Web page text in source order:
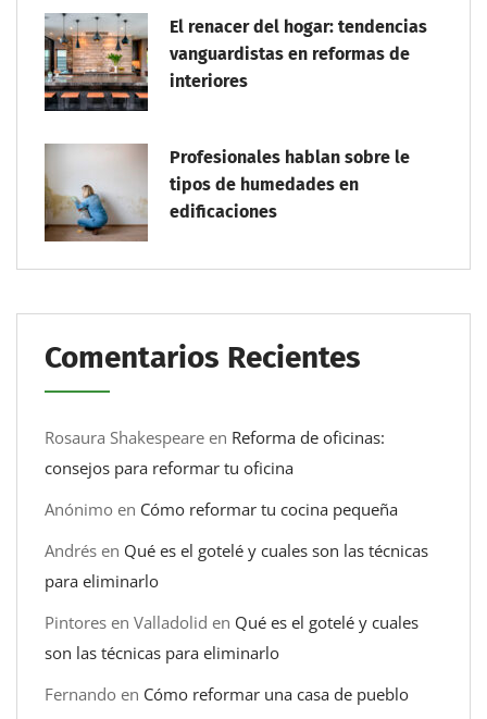
El renacer del hogar: tendencias
vanguardistas en reformas de
interiores
Profesionales hablan sobre le
tipos de humedades en
edificaciones
Comentarios Recientes
Rosaura Shakespeare en Reforma de oficinas:
consejos para reformar tu oficina
Anónimo en Cómo reformar tu cocina pequeña
Andrés en Qué es el gotelé y cuales son las técnicas
para eliminarlo
Pintores en Valladolid en Qué es el gotelé y cuales
son las técnicas para eliminarlo
Fernando en Cómo reformar una casa de pueblo